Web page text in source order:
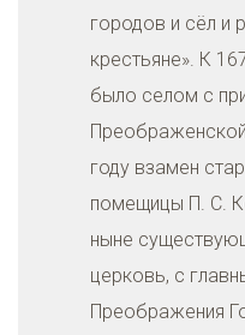
городов и сёл и
крестьяне». К
было селом с
году взамен
помещицы П. С.
ныне
церковь, с
Преображения